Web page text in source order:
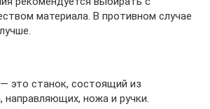
материала. В противном случае
это станок, состоящий из
направляющих, ножа и ручки.